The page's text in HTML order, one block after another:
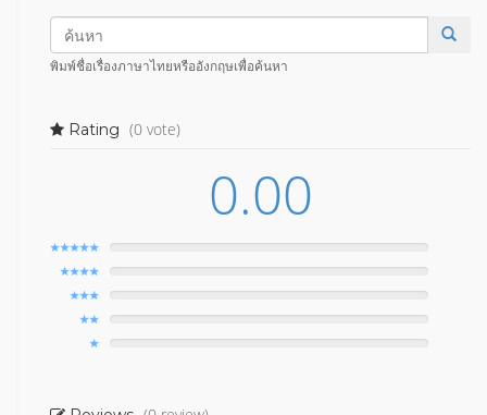
พิมพ์ชื่อเรื่องภาษาไทยหรืออังกฤษเพื่อค้นหา
Rating (0 vote)
0.00